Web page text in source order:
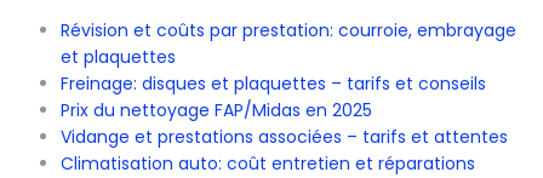
Révision et coûts par prestation: courroie, embrayage
et plaquettes
Freinage: disques et plaquettes – tarifs et conseils
Prix du nettoyage FAP/Midas en 2025
Vidange et prestations associées – tarifs et attentes
Climatisation auto: coût entretien et réparations